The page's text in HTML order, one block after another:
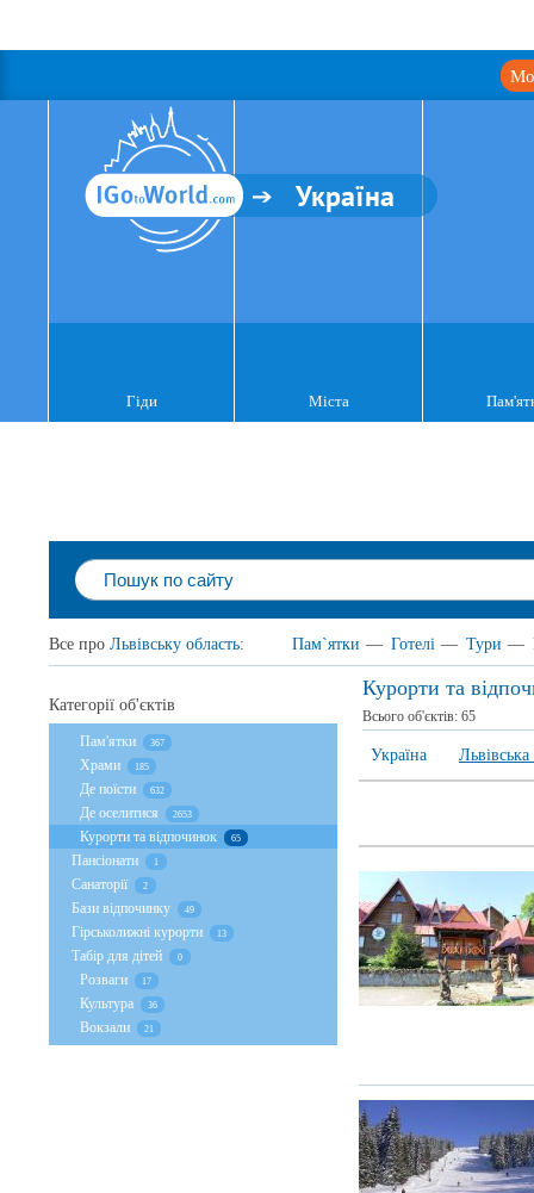
Україна
Гіди Міста
Все про Львівську область: Пам`ятки — Готелі — Тури —
Курорти та
Всього об'єктів: 65
Україна Львівська
Категорії об'єктів
Пам'ятки 367
Храми 185
Де поїсти 632
Де оселитися 2653
Курорти та відпочинок 65
Пансіонати 1
Санаторії 2
Бази відпочинку 49
Гірськолижні курорти 13
Табір для дітей 0
Розваги 17
Культура 36
Вокзали 21